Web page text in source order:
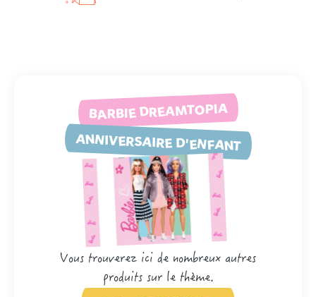
BARBIE DREAMTOPIA
ANNIVERSAIRE D'ENFANT
Vous trouverez ici de nombreux autres
produits sur le thème.